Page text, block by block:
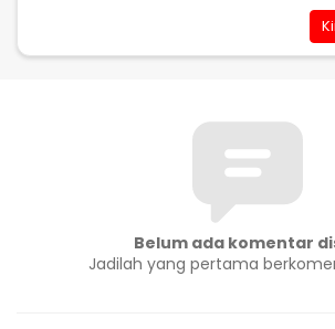
Belum ada komentar
Jadilah yang pertama